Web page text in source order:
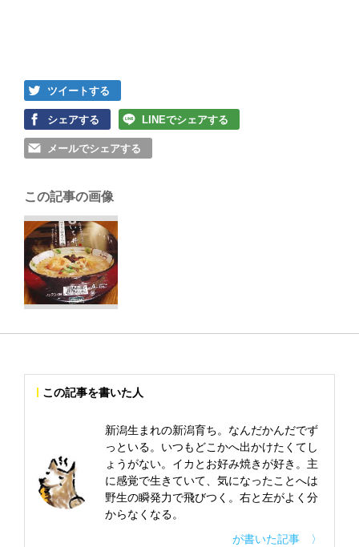
ツイートする
シェアする LINEでシェアする
メールでシェアする
この記事の画像
この記事を書いた人
新潟生まれの新潟育ち。なんだかんだでず
っといる。いつもどこかへ出かけたくてし
ょうがない。イカとお好み焼きが好き。主
に感覚で生きていて、気になったことへは
野生の瞬発力で飛びつく。右と左がよく分
からなくなる。
が書いた記事 〉